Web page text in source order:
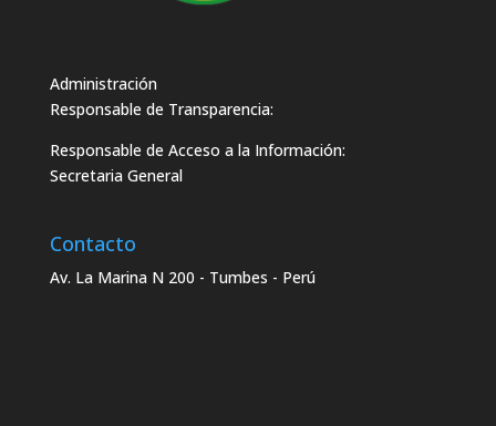
Administración
Responsable de Transparencia:
Responsable de Acceso a la Información:
Secretaria General
Contacto
Av. La Marina N 200 - Tumbes - Perú